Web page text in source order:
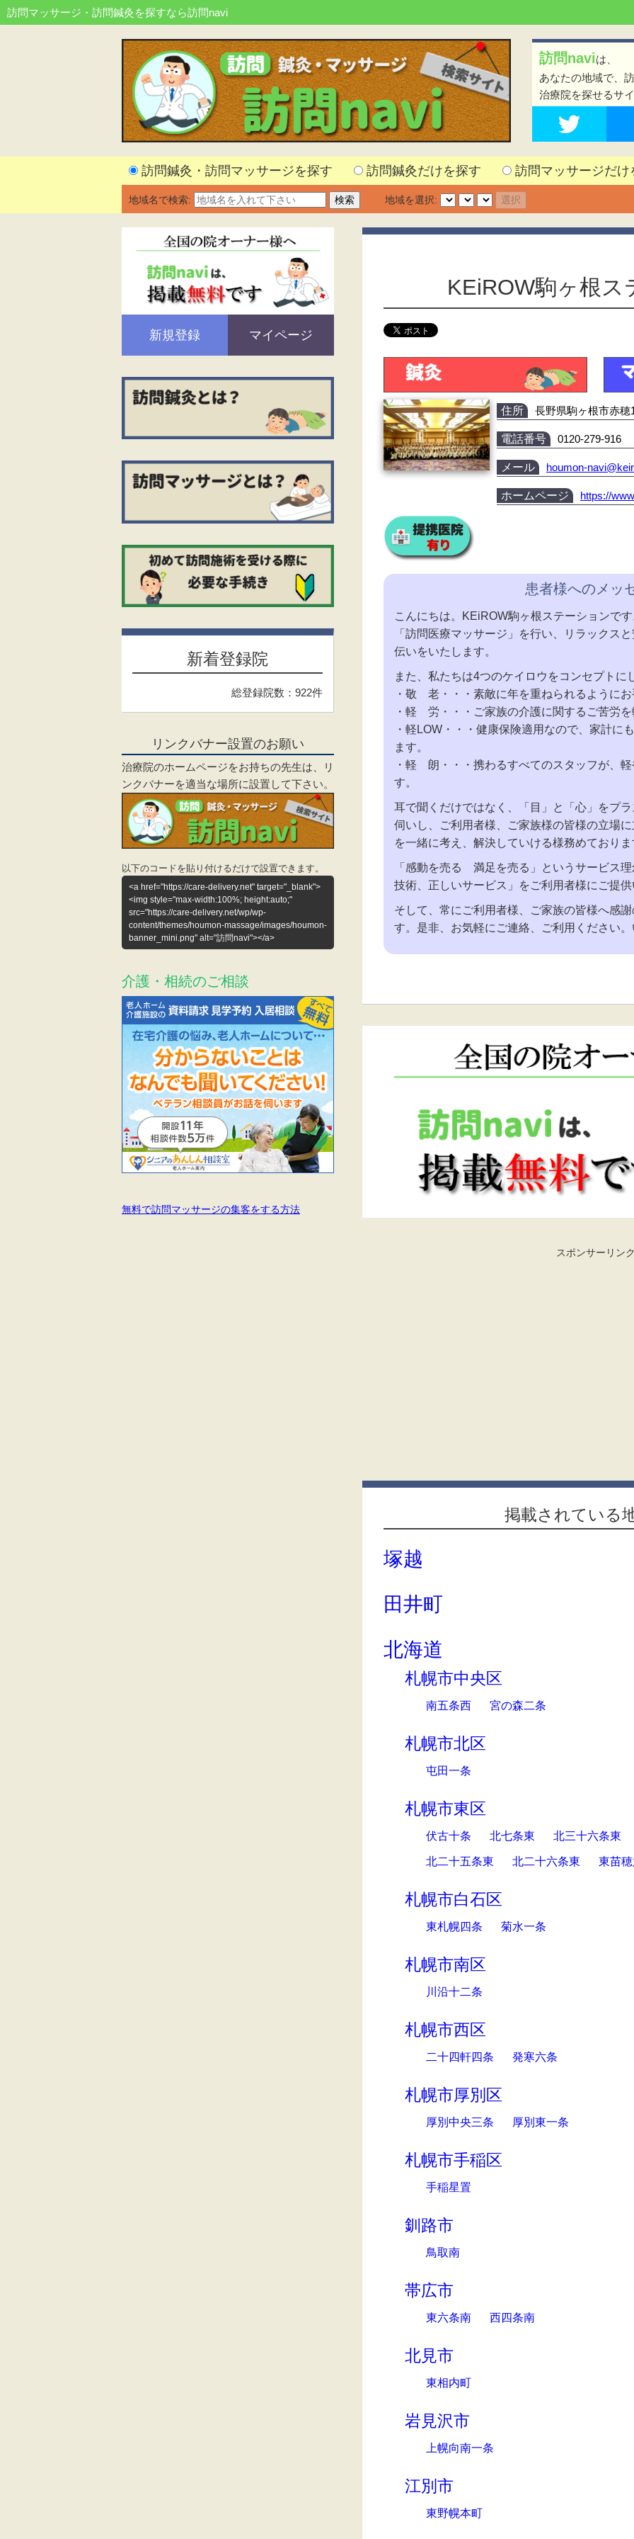
訪問マッサージ・訪問鍼灸を探すなら訪問navi
訪問naviは、
あなたの地域で、
治療院を探せるサ
訪問鍼灸・訪問マッサージを探す 訪問鍼灸だけを探す 訪問マッサージだけ
地域名で検索: 地域を選択:
KEiROW駒ヶ根ス
住所 長野県駒ヶ根市赤穂
電話番号 0120-279-916
メール houmon-
ホームページ https://
患者様へのメッ
こんにちは。KEiROW駒ヶ根ステーションで
「訪問医療マッサージ」を行い、リラックス
伝いをいたします。
また、私たちは4つのケイロウをコンセプトに
・敬 老・・・素敵に年を重ねられるように
・軽 労・・・ご家族の介護に関するご苦労
・軽LOW・・・健康保険適用なので、家計に
ます。
・軽 朗・・・携わるすべてのスタッフが、
す。
耳で聞くだけではなく、「目」と「心」をプ
伺いし、ご利用者様、ご家族様の皆様の立場
を一緒に考え、解決していける様務めており
「感動を売る 満足を売る」というサービス
技術、正しいサービス」をご利用者様にご提
そして、常にご利用者様、ご家族の皆様へ感
す。是非、お気軽にご連絡、ご利用ください
スポンサーリン
掲載されている
塚越
田井町
北海道
札幌市中央区
南五条西 宮の森二条
札幌市北区
屯田一条
札幌市東区
伏古十条 北七条東 北三十六条東
北二十五条東 北二十六条東 東苗
札幌市白石区
東札幌四条 菊水一条
札幌市南区
川沿十二条
札幌市西区
二十四軒四条 発寒六条
札幌市厚別区
厚別中央三条 厚別東一条
札幌市手稲区
手稲星置
釧路市
鳥取南
帯広市
東六条南 西四条南
北見市
東相内町
岩見沢市
上幌向南一条
江別市
東野幌本町
新規登録 マイページ
新着登録院
総登録院数：922件
リンクバナー設置のお願い
治療院のホームページをお持ちの先生は、リ
ンクバナーを適当な場所に設置して下さい。
以下のコードを貼り付けるだけで設置できます。
<a href="https://care-delivery.net" target="_blank">
<img style="max-width:100%; height:auto;"
src="https://care-delivery.net/wp/wp-
content/themes/houmon-massage/images/houmon-
banner_mini.png" alt="訪問navi"></a>
介護・相続のご相談
無料で訪問マッサージの集客をする方法